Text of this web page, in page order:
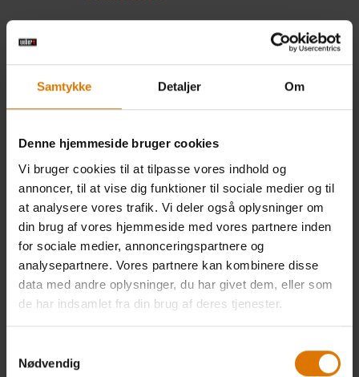
Samtykke Detaljer Om
Denne hjemmeside bruger cookies
Vi bruger cookies til at tilpasse vores indhold og
annoncer, til at vise dig funktioner til sociale medier og til
at analysere vores trafik. Vi deler også oplysninger om
din brug af vores hjemmeside med vores partnere inden
for sociale medier, annonceringspartnere og
analysepartnere. Vores partnere kan kombinere disse
data med andre oplysninger, du har givet dem, eller som
de har indsamlet fra din brug af deres tjenester.
Nødvendig